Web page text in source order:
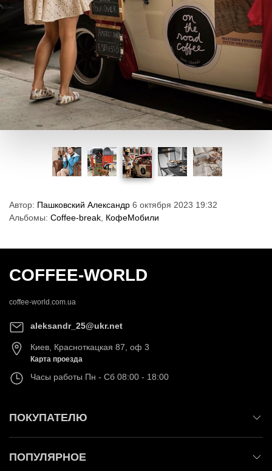
Автор: Пашковский Александр 6 октября 2023 19:32
Альбомы: Coffee-break КофеМобили
COFFEE-WORLD
coffee-world.com.ua
aleksandr_25@ukr.net
Киев Красноткацкая 87, оф 3
Карта проезда
Часы работы Пн - Сб 08:00 - 18:00
ПОКУПАТЕЛЮ
ПОПУЛЯРНОЕ